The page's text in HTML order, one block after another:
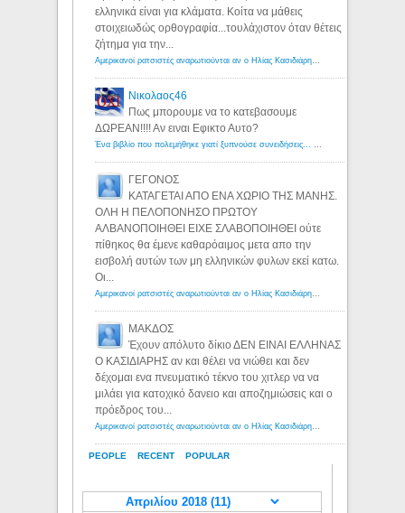
PEOPLE RECENT POPULAR
ελληνικά είναι για κλάματα. Κοίτα να μάθεις
στοιχειωδώς ορθογραφία...τουλάχιστον όταν θέτεις
ζήτημα για την...
Αμερικανοί ρατσιστές αναρωτιούνται αν ο Ηλίας Κασιδιάρης ανήκει στη λευκή φυλή... - Λόγιος Ερμής
Νικολαος46
Πως μπορουμε να το κατεβασουμε
ΔΩΡΕΑΝ!!!! Αν ειναι Εφικτο Αυτο?
Ένα βιβλίο που πολεμήθηκε γιατί ξυπνούσε συνειδήσεις... - Λόγιος Ερμής | Η γνώση ξεκινάει με την αναζήτηση...
ΓΕΓΟΝΟΣ
ΚΑΤΑΓΕΤΑΙ ΑΠΟ ΕΝΑ ΧΩΡΙΟ ΤΗΣ ΜΑΝΗΣ.
ΟΛΗ Η ΠΕΛΟΠΟΝΗΣΟ ΠΡΩΤΟΥ
ΑΛΒΑΝΟΠΟΙΗΘΕΙ ΕΙΧΕ ΣΛΑΒΟΠΟΙΗΘΕΙ ούτε
πίθηκος θα έμενε καθαρόαιμος μετα απο την
εισβολή αυτών των μη ελληνικών φυλων εκεί κατω.
Οι...
Αμερικανοί ρατσιστές αναρωτιούνται αν ο Ηλίας Κασιδιάρης ανήκει στη λευκή φυλή... - Λόγιος Ερμής
ΜΑΚΔΟΣ
Έχουν απόλυτο δίκιο ΔΕΝ ΕΙΝΑΙ ΕΛΛΗΝΑΣ
Ο ΚΑΣΙΔΙΑΡΗΣ αν και θέλει να νιώθει και δεν
δέχομαι ενα πνευματικό τέκνο του χιτλερ να να
μιλάει για κατοχικό δανειο και αποζημιώσεις και ο
πρόεδρος του...
Αμερικανοί ρατσιστές αναρωτιούνται αν ο Ηλίας Κασιδιάρης ανήκει στη λευκή φυλή... - Λόγιος Ερμής